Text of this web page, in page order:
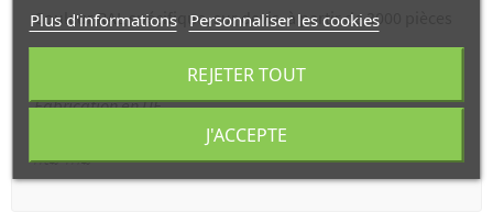
Couleur RAL spécifique, sur devis, à partir de 3000 pièces
Fabrication en UE
PFC40 - PFT40
Plus d'informations Personnaliser les cookies
REJETER TOUT
J'ACCEPTE